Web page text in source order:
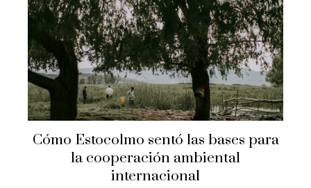
Cómo Estocolmo sentó las bases para
la cooperación ambiental
internacional